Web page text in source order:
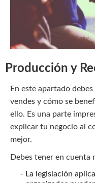
Producción y
En este apartado
vendes y cómo se
ello. Es una parte
explicar tu negocio al
mejor.
Debes tener en cuenta
La legislación